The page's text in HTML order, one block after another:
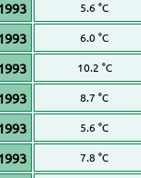
5.6 °C
6.0 °C
10.2 °C
8.7 °C
5.6 °C
7.8 °C